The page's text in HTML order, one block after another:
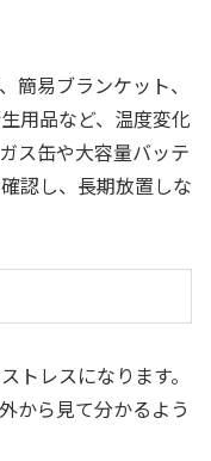
簡易ブランケット、
用品など、温度変化
ス缶や大容量バッテ
認し、長期放置しな
トレスになります。
から見て分かるよう